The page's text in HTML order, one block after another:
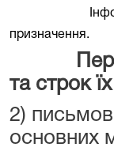
призначення.
та строк
2)
основних